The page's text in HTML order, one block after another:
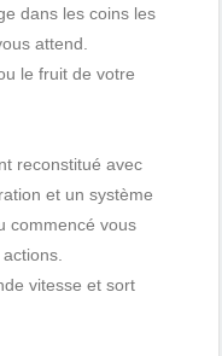
dans les coins les
attend.
le fruit de votre
reconstitué avec
et un système
commencé vous
vitesse et sort